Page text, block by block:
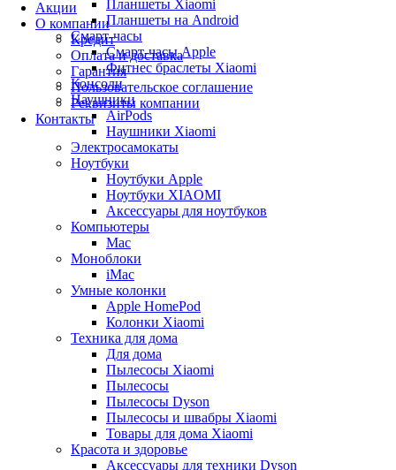
Акции
О компании
Кредит
Оплата и доставка
Гарантия
Пользовательское соглашение
Реквизиты компании
Контакты
Планшеты Xiaomi
Планшеты на Android
Смарт-часы
Смарт-часы Apple
Фитнес браслеты Xiaomi
Консоли
Наушники
AirPods
Наушники Xiaomi
Электросамокаты
Ноутбуки
Ноутбуки Apple
Ноутбуки XIAOMI
Аксессуары для ноутбуков
Компьютеры
Mac
Моноблоки
iMac
Умные колонки
Apple HomePod
Колонки Xiaomi
Техника для дома
Для дома
Пылесосы Xiaomi
Пылесосы
Пылесосы Dyson
Пылесосы и швабры Xiaomi
Товары для дома Xiaomi
Красота и здоровье
Аксессуары для техники Dyson